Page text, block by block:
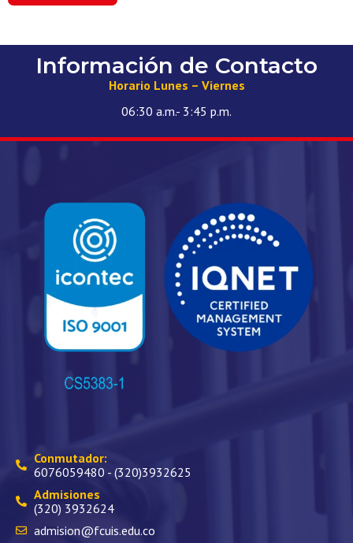
Información de Contacto
Horario Lunes – Viernes
06:30 a.m.- 3:45 p.m.
Conmutador:
6076059480 - (320)3932625
Admisiones
(320) 3932624
admision@fcuis.edu.co